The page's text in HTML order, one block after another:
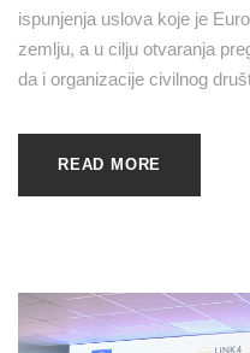
ispunjenja uslova koje je
zemlju, a u cilju otvaranja
da i organizacije civilnog
READ MORE